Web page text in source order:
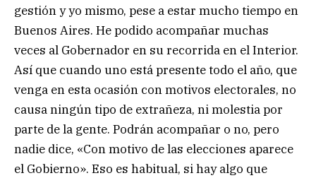
gestión y yo mismo, pese a estar mucho tiempo en
Buenos Aires. He podido acompañar muchas
veces al Gobernador en su recorrida en el Interior.
Así que cuando uno está presente todo el año, que
venga en esta ocasión con motivos electorales, no
causa ningún tipo de extrañeza, ni molestia por
parte de la gente. Podrán acompañar o no, pero
nadie dice, «Con motivo de las elecciones aparece
el Gobierno». Eso es habitual, si hay algo que